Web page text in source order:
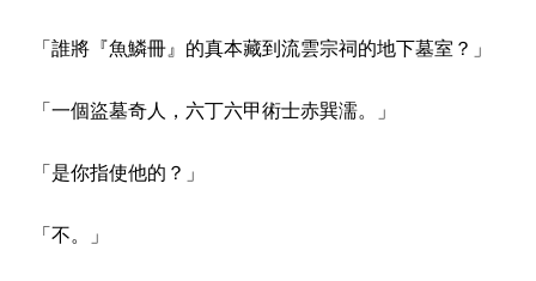
「誰將『魚鱗冊』的真本藏到流雲宗祠的地下墓室？」
「一個盜墓奇人，六丁六甲術士赤巽濡。」
「是你指使他的？」
「不。」